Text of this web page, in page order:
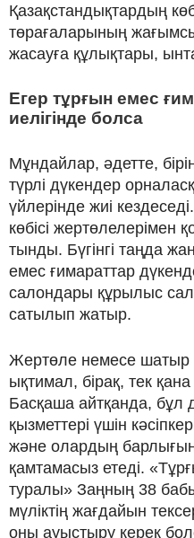
Қазақстандықтардың
төрағаларының
жасауға құлықтары,
Егер тұрғын емес
иелігінде болса
Мұндайлар, әдетте,
түрлі дүкендер
үйлерінде жиі
көбісі жертөлелерімен
тынды. Бүгінгі таңда
емес ғимараттар
салондары құрылыс
сатылып жатыр.
Жертөле немесе шатыр
ықтимал, бірақ, тек
Басқаша айтқанда, бұл
қызметтері үшін
және олардың
қамтамасыз етеді.
туралы» Заңның 38
мүліктің жағдайын
оны ауыстыру керек